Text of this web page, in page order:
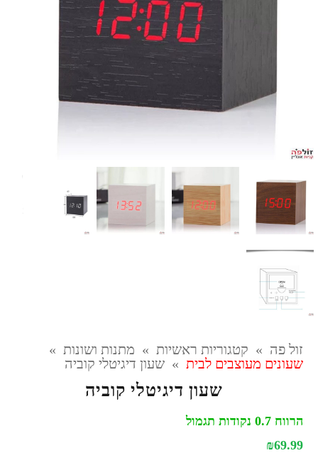
זול פה » קטגוריות ראשיות » מתנות ושונות »
שעונים מעוצבים לבית » שעון דיגיטלי קוביה
שעון דיגיטלי קוביה
הרווח 0.7 נקודות תגמול
₪69.99